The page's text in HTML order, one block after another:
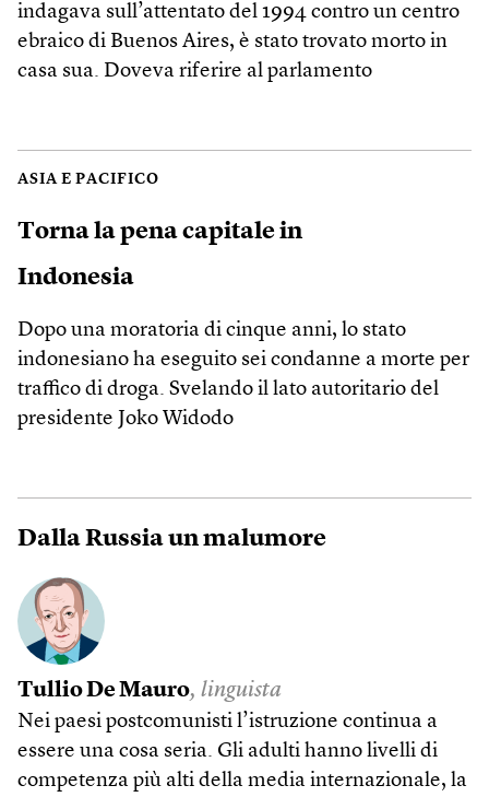
indagava sull’attentato del 1994 contro un centro
ebraico di Buenos Aires, è stato trovato morto in
casa sua. Doveva riferire al parlamento
ASIA E PACIFICO
Torna la pena capitale in
Indonesia
Dopo una moratoria di cinque anni, lo stato
indonesiano ha eseguito sei condanne a morte per
traffico di droga. Svelando il lato autoritario del
presidente Joko Widodo
Dalla Russia un malumore
Tullio De Mauro, linguista
Nei paesi postcomunisti l’istruzione continua a
essere una cosa seria. Gli adulti hanno livelli di
competenza più alti della media internazionale, la